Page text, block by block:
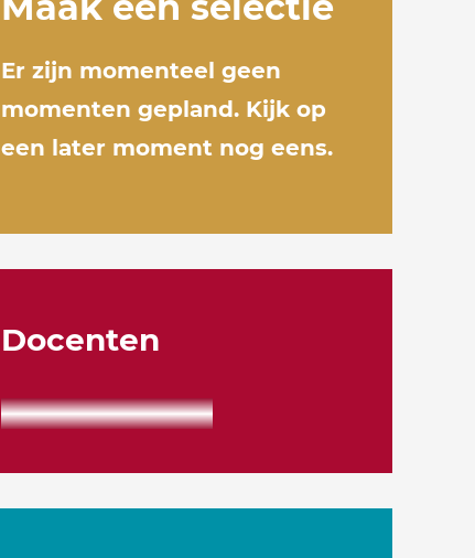
Er zijn momenteel geen
momenten gepland. Kijk op
een later moment nog eens.
Docenten